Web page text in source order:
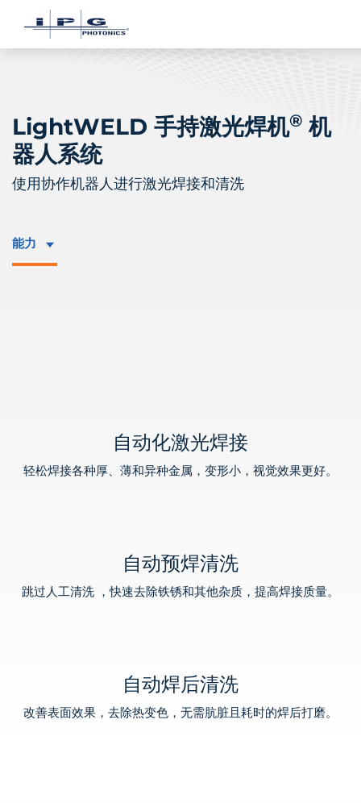
LightWELD 手持激光焊机® 机
器人系统
使用协作机器人进行激光焊接和清洗
能力
自动化激光焊接
轻松焊接各种厚、薄和异种金属，变形小，视觉效果更好。
自动预焊清洗
跳过人工清洗 ，快速去除铁锈和其他杂质，提高焊接质量。
自动焊后清洗
改善表面效果，去除热变色，无需肮脏且耗时的焊后打磨。